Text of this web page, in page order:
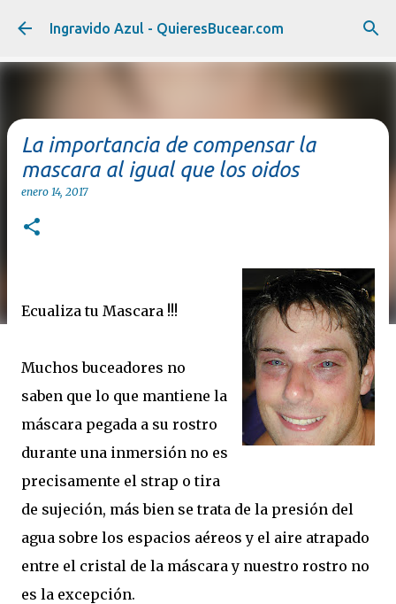
Ir al contenido principal
Ingravido Azul - QuieresBucear.com
La importancia de compensar la
mascara al igual que los oidos
enero 14, 2017
Ecualiza tu Mascara !!!
Muchos buceadores no
saben que lo que mantiene la
máscara pegada a su rostro
durante una inmersión no es
precisamente el strap o tira
de sujeción, más bien se trata de la presión del
agua sobre los espacios aéreos y el aire atrapado
entre el cristal de la máscara y nuestro rostro no
es la excepción.